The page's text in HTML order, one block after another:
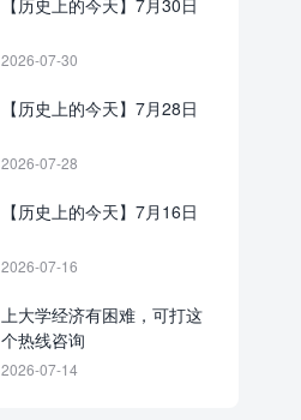
【历史上的今天】7月30日
2026-07-30
【历史上的今天】7月28日
2026-07-28
【历史上的今天】7月16日
2026-07-16
上大学经济有困难，可打这
个热线咨询
2026-07-14